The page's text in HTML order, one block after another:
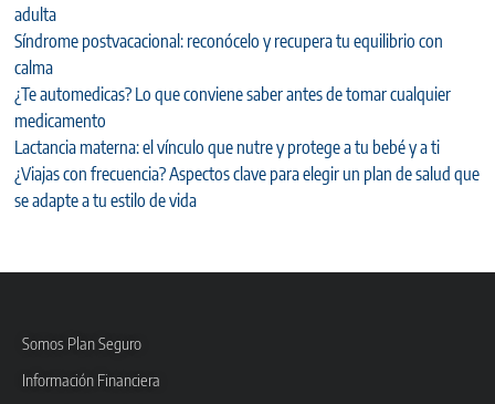
adulta
Síndrome postvacacional: reconócelo y recupera tu equilibrio con
calma
¿Te automedicas? Lo que conviene saber antes de tomar cualquier
medicamento
Lactancia materna: el vínculo que nutre y protege a tu bebé y a ti
¿Viajas con frecuencia? Aspectos clave para elegir un plan de salud que
se adapte a tu estilo de vida
Somos Plan Seguro
Información Financiera